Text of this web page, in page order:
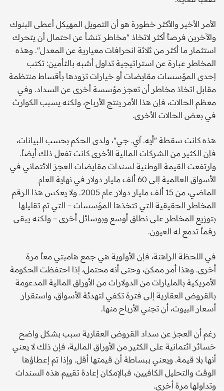
الأمر الأخير والأكثر خطورة هو أن التمويل المهيكل أعطى البنوك
والآخرين فرصاً أكثر لاتخاذ "مخاطر تنشأ عن احتمال أن يتحرك
استثمار ما أكثر من ثلاثة انحرافات معيارية عن المعدل". وهذه
المخاطر عبارة عن استراتيجية تداول أشبه بالتأمين: تكتب
إحدى المؤسسات مقايضات أو خيارات تزودها بأقساط منتظمة
مقابل اتخاذ مخاطر أن تعجز مؤسسة أخرى عن السداد. وفي
معظم الحالات، فإن هذا الأمر ينتج الأرباح، ولكنه يسبب الكوارث
في بعض الحالات الأخرى.
هذه كانت سقطة "أيه. آي. جي"، ولدى الحكم بحسب البيانات،
فإن الكثير من الشركات المالية الأخرى كانت تفعل ذلك أيضاً.
وارتفعت القيمة الوطنية لسندات مقايضات العجز الائتماني في
الأسواق العالمية إلى 60 ألف مليار دولار في نهاية العام
الماضي، من 15 ألف مليار دولار عام 2005. ولا يعكس هذا الرقم
المخاطر الحقيقية التي تتخذها المؤسسات – التي تم تقليلها
بتوزيع المخاطر على نطاق أوسع وبوسائل أخرى – ولكنه يبقى
رقماً تدمع له العيون.
في اللحظة الراهنة، فإن الأولوية هي جمع هامبتي معاً مرة
أخرى. وهذا أمر ممكن، وحتى أنه محتمل، إذا احتفظت الحكومة
الأمريكية بالمليارات من الدولارات من الأوراق المالية المدعومة
بالقروض العقارية إلى فترة تكفي لتهدئة الأسواق، واستقرار
أسعار البيوت، أن تجني الأرباح منها.
رغم أن العجز عن سداد القروض العقارية سبب بشكل واضح
خسائر ائتمانية على الكثير من الأوراق المالية، فإن ذلك لا يعني
أنها بلا قيمة. ويعني ببساطة أن قيمتها أقل. وإذا تم إعطاؤها
الوقت والتحليل الكافيين، فبالإمكان إعادة تقييم هذه السندات
وتداولها مرة أخرى.